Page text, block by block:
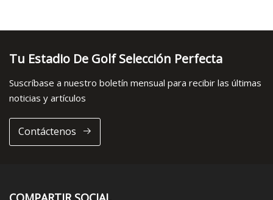
Tu Estadio De Golf Selección Perfecta
Suscríbase a nuestro boletín mensual para recibir las últimas
noticias y artículos
Contáctenos